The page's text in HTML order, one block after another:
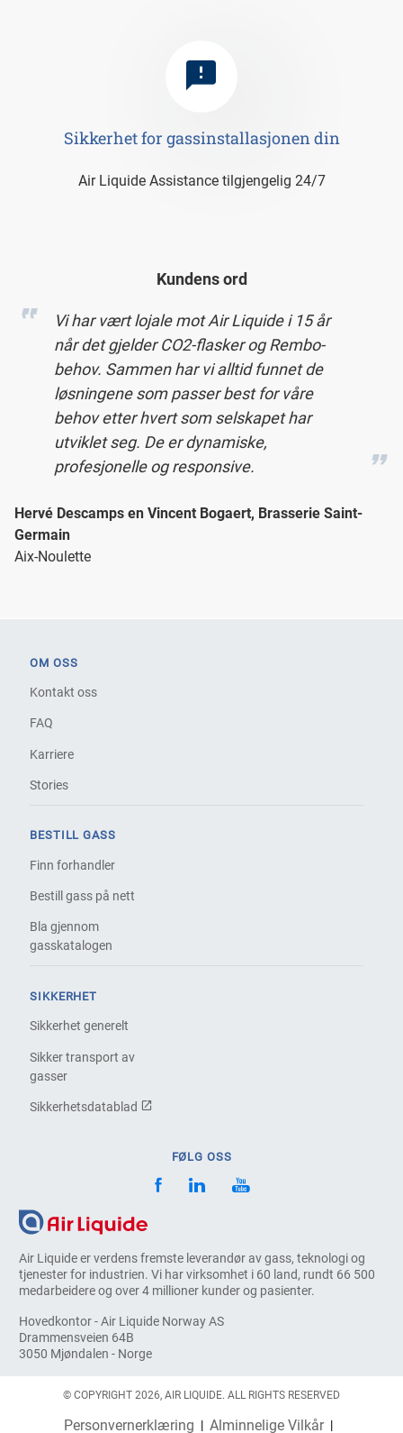
Sikkerhet for gassinstallasjonen din
Air Liquide Assistance tilgjengelig 24/7
Kundens ord
Vi har vært lojale mot Air Liquide i 15 år
når det gjelder CO2-flasker og Rembo-
behov. Sammen har vi alltid funnet de
løsningene som passer best for våre
behov etter hvert som selskapet har
utviklet seg. De er dynamiske,
profesjonelle og responsive.
Hervé Descamps en Vincent Bogaert, Brasserie Saint-
Germain
Aix-Noulette
Air Liquide er verdens fremste leverandør av gass, teknologi og
tjenester for industrien. Vi har virksomhet i 60 land, rundt 66 500
medarbeidere og over 4 millioner kunder og pasienter.
Hovedkontor - Air Liquide Norway AS
Drammensveien 64B
3050 Mjøndalen - Norge
OM OSS
Kontakt oss
FAQ
Karriere
Stories
BESTILL GASS
Finn forhandler
Bestill gass på nett
Bla gjennom
gasskatalogen
SIKKERHET
Sikkerhet generelt
Sikker transport av
gasser
Sikkerhetsdatablad
FØLG OSS
© COPYRIGHT 2026, AIR LIQUIDE. ALL RIGHTS RESERVED
Personvernerklæring Alminnelige Vilkår